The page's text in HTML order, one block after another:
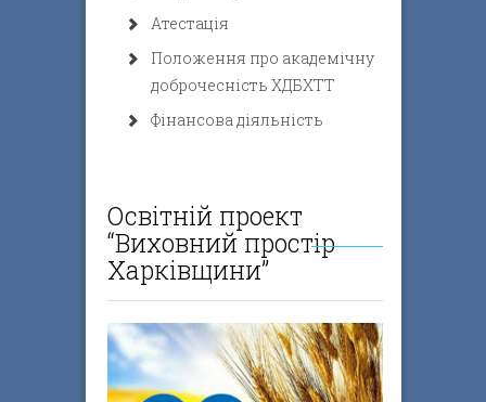
Атестація
Положення про академічну
доброчесність ХДБХТТ
Фінансова діяльність
Освітній проект
“Виховний простір
Харківщини”